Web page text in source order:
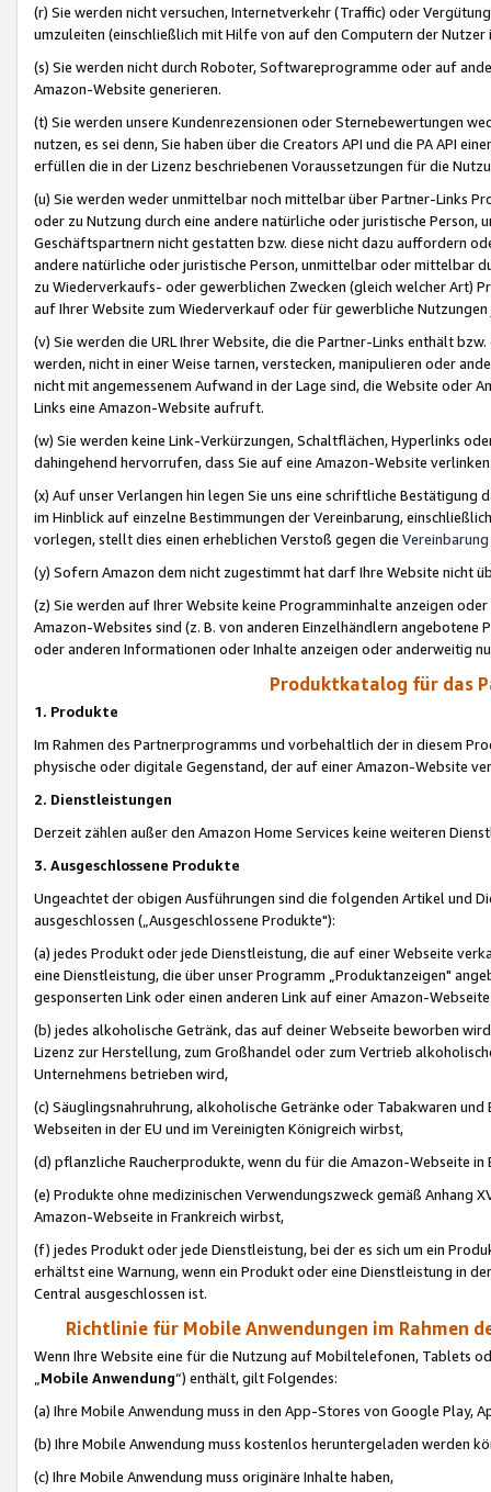
(r) Sie werden nicht versuchen, Internetverkehr (Traffic) oder
umzuleiten (einschließlich mit Hilfe von auf den Computern der
(s) Sie werden nicht durch Roboter, Softwareprogramme oder auf
Amazon-Website generieren.
(t) Sie werden unsere Kundenrezensionen oder Sternebewertungen
nutzen, es sei denn, Sie haben über die Creators API und die PA API
erfüllen die in der Lizenz beschriebenen Voraussetzungen für die
(u) Sie werden weder unmittelbar noch mittelbar über Partner-Links
oder zu Nutzung durch eine andere natürliche oder juristische
Geschäftspartnern nicht gestatten bzw. diese nicht dazu auffordern
andere natürliche oder juristische Person, unmittelbar oder mittelbar
zu Wiederverkaufs- oder gewerblichen Zwecken (gleich welcher Art)
auf Ihrer Website zum Wiederverkauf oder für gewerbliche
(v) Sie werden die URL Ihrer Website, die die Partner-Links enthält
werden, nicht in einer Weise tarnen, verstecken, manipulieren oder
nicht mit angemessenem Aufwand in der Lage sind, die Website oder
Links eine Amazon-Website aufruft.
(w) Sie werden keine Link-Verkürzungen, Schaltflächen, Hyperlinks
dahingehend hervorrufen, dass Sie auf eine Amazon-Website
(x) Auf unser Verlangen hin legen Sie uns eine schriftliche
im Hinblick auf einzelne Bestimmungen der Vereinbarung,
vorlegen, stellt dies einen erheblichen Verstoß gegen die Vereinbarung
(y) Sofern Amazon dem nicht zugestimmt hat darf Ihre Website nicht
(z) Sie werden auf Ihrer Website keine Programminhalte anzeigen
Amazon-Websites sind (z. B. von anderen Einzelhändlern
oder anderen Informationen oder Inhalte anzeigen oder anderweitig
Produktkatalog für das
1. Produkte
Im Rahmen des Partnerprogramms und vorbehaltlich der in diesem
physische oder digitale Gegenstand, der auf einer Amazon-Website
2. Dienstleistungen
Derzeit zählen außer den Amazon Home Services keine weiteren
3. Ausgeschlossene Produkte
Ungeachtet der obigen Ausführungen sind die folgenden Artikel und
ausgeschlossen („Ausgeschlossene Produkte"):
(a) jedes Produkt oder jede Dienstleistung, die auf einer Webseite
eine Dienstleistung, die über unser Programm „Produktanzeigen"
gesponserten Link oder einen anderen Link auf einer Amazon-
(b) jedes alkoholische Getränk, das auf deiner Webseite beworben
Lizenz zur Herstellung, zum Großhandel oder zum Vertrieb
Unternehmens betrieben wird,
(c) Säuglingsnahruhrung, alkoholische Getränke oder Tabakwaren
Webseiten in der EU und im Vereinigten Königreich wirbst,
(d) pflanzliche Raucherprodukte, wenn du für die Amazon-Webseite in
(e) Produkte ohne medizinischen Verwendungszweck gemäß Anhang
Amazon-Webseite in Frankreich wirbst,
(f) jedes Produkt oder jede Dienstleistung, bei der es sich um ein
erhältst eine Warnung, wenn ein Produkt oder eine Dienstleistung in
Central ausgeschlossen ist.
Richtlinie für Mobile Anwendungen im Rahmen
Wenn Ihre Website eine für die Nutzung auf Mobiltelefonen, Tablets
„Mobile Anwendung“) enthält, gilt Folgendes:
(a) Ihre Mobile Anwendung muss in den App-Stores von Google Play,
(b) Ihre Mobile Anwendung muss kostenlos heruntergeladen werden
(c) Ihre Mobile Anwendung muss originäre Inhalte haben,